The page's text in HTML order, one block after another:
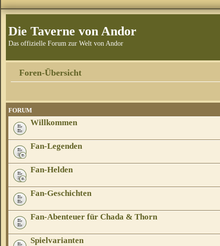
Die Taverne von Andor
Das offizielle Forum zur Welt von Andor
Foren-Übersicht
FORUM
Willkommen
Fan-Legenden
Fan-Helden
Fan-Geschichten
Fan-Abenteuer für Chada & Thorn
Spielvarianten